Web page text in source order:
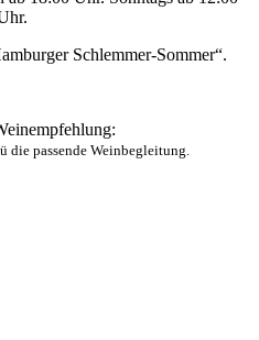
Schlemmer-Sommer“.
die passende Weinbegleitung.